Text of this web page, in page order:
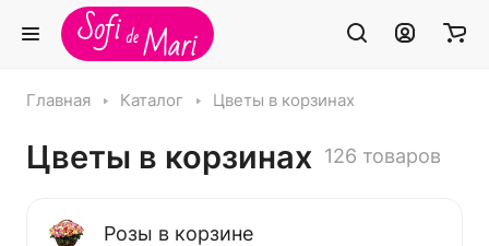
Главная Каталог Цветы в корзинах
Цветы в корзинах 126 товаров
Розы в корзине